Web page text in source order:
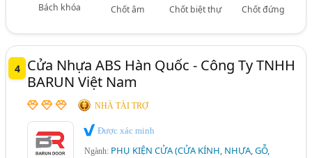
Bách khóa Chốt âm Chốt biệt thự Chốt đứng
4
Cửa Nhựa ABS Hàn Quốc - Công Ty TNHH
BARUN Việt Nam
NHÀ TÀI TRỢ
Được xác minh
Ngành: PHỤ KIỆN CỬA (CỬA KÍNH, NHỰA, GỖ,